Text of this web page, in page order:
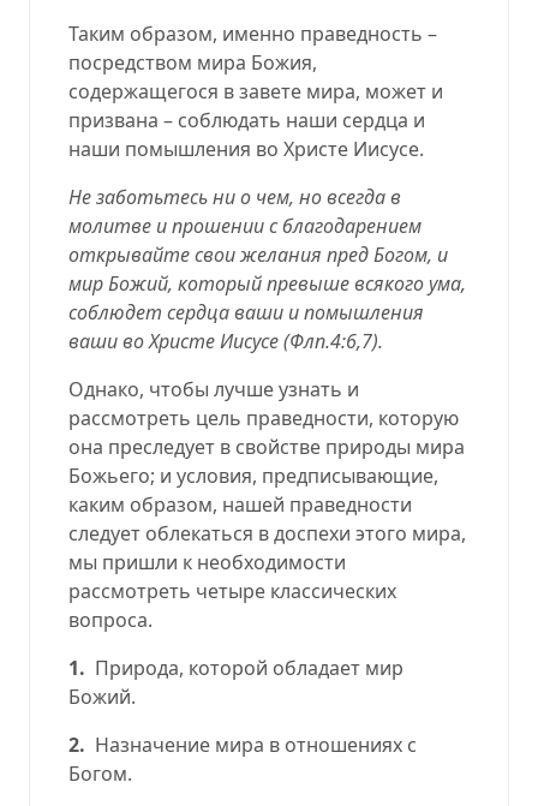
Таким образом, именно праведность –
посредством мира Божия,
содержащегося в завете мира, может и
призвана – соблюдать наши сердца и
наши помышления во Христе Иисусе.
Не заботьтесь ни о чем, но всегда в
молитве и прошении с благодарением
открывайте свои желания пред Богом, и
мир Божий, который превыше всякого ума,
соблюдет сердца ваши и помышления
ваши во Христе Иисусе (Флп.4:6,7).
Однако, чтобы лучше узнать и
рассмотреть цель праведности, которую
она преследует в свойстве природы мира
Божьего; и условия, предписывающие,
каким образом, нашей праведности
следует облекаться в доспехи этого мира,
мы пришли к необходимости
рассмотреть четыре классических
вопроса.
1. Природа, которой обладает мир
Божий.
2. Назначение мира в отношениях с
Богом.